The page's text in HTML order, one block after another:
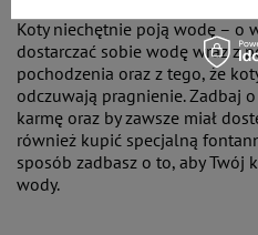
Koty niechętnie poją wodę – o
dostarczać sobie wodę wraz z
pochodzenia oraz z tego, że
odczuwają pragnienie. Zadbaj
karmę oraz by zawsze miał
również kupić specjalną
sposób zadbasz o to, aby
wody.